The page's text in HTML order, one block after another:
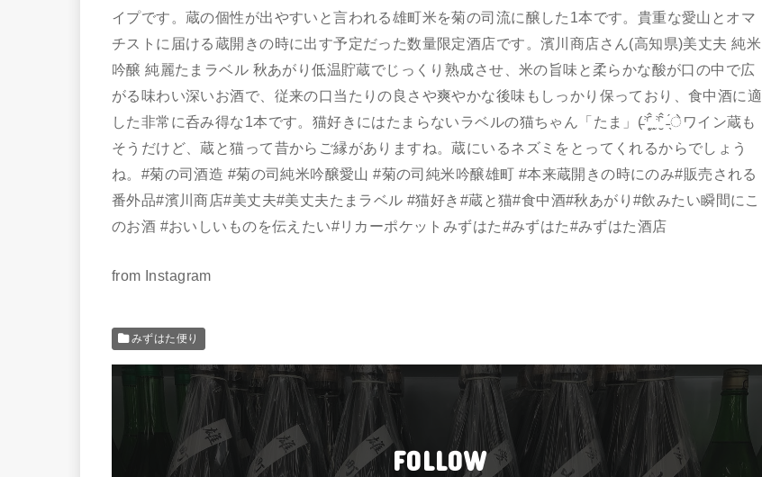
イプです。蔵の個性が出やすいと言われる雄町米を菊の司流に醸した1本です。貴重な愛山とオマ
チストに届ける蔵開きの時に出す予定だった数量限定酒店です。濱川商店さん(高知県)美丈夫 純米
吟醸 純麗たまラベル 秋あがり低温貯蔵でじっくり熟成させ、米の旨味と柔らかな酸が口の中で広
がる味わい深いお酒で、従来の口当たりの良さや爽やかな後味もしっかり保っており、食中酒に適
した非常に呑み得な1本です。猫好きにはたまらないラベルの猫ちゃん「たま」(̵⸅̥᷇̂ ̫̖⸅̮᷆̂ ˗̖́ेワイン蔵も
そうだけど、蔵と猫って昔からご縁がありますね。蔵にいるネズミをとってくれるからでしょう
ね。#菊の司酒造 #菊の司純米吟醸愛山 #菊の司純米吟醸雄町 #本来蔵開きの時にのみ#販売される
番外品#濱川商店#美丈夫#美丈夫たまラベル #猫好き#蔵と猫#食中酒#秋あがり#飲みたい瞬間にこ
のお酒 #おいしいものを伝えたい#リカーポケットみずはた#みずはた#みずはた酒店
from Instagram
みずはた便り
FOLLOW